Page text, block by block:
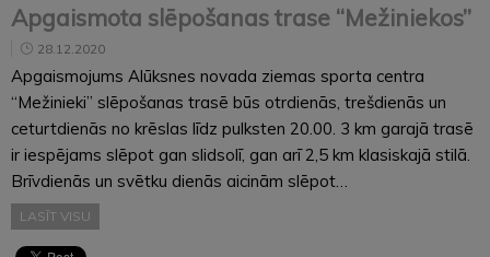
Apgaismota slēpošanas trase “Mežiniekos”
28.12.2020
Apgaismojums Alūksnes novada ziemas sporta centra
“Mežinieki” slēpošanas trasē būs otrdienās, trešdienās un
ceturtdienās no krēslas līdz pulksten 20.00. 3 km garajā trasē
ir iespējams slēpot gan slidsolī, gan arī 2,5 km klasiskajā stilā.
Brīvdienās un svētku dienās aicinām slēpot…
LASĪT VISU